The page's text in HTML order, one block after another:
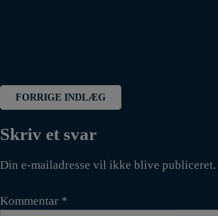
Indlægsnavigation
FORRIGE INDLÆG
Skriv et svar
Din e-mailadresse vil ikke blive publiceret.
Kommentar *